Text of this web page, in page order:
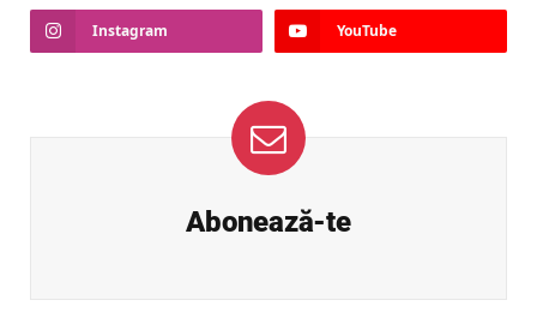
Instagram YouTube
Abonează-te